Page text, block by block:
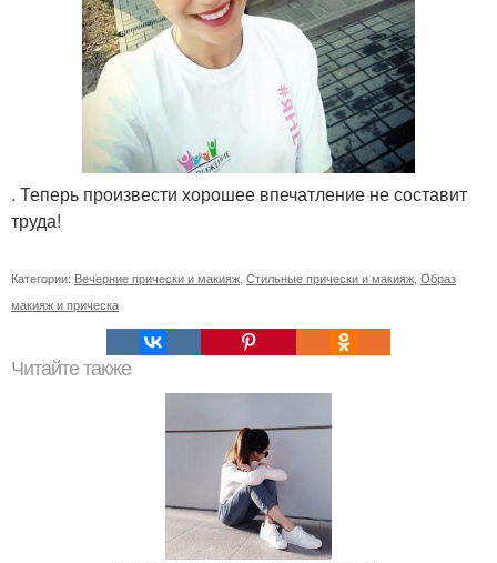
. Теперь произвести хорошее впечатление не составит
труда!
Категории: Вечерние прически и макияж Стильные прически и макияж Образ
макияж и прическа
Читайте также